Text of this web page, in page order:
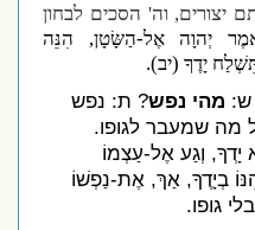
וה' הסכים לבחון
יְהוָה אֶל-הַשָּׂטָן, הִנֵּה
יָדֶךָ (יב).
מהי נפש? ת: נפש
שמעבר לגופו.
וְגַע אֶל-עַצְמוֹ
בְיָדֶךָ, אַךְ, אֶת-נַפְשׁוֹ
גופו.